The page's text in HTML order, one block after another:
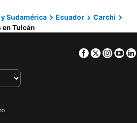
Majestic Hotel
Hotel Flores La Frontera
Hotel Iberia Plaza
Sudamérica Ecuador
Carchi
Tulcán
Facebook
Twitter